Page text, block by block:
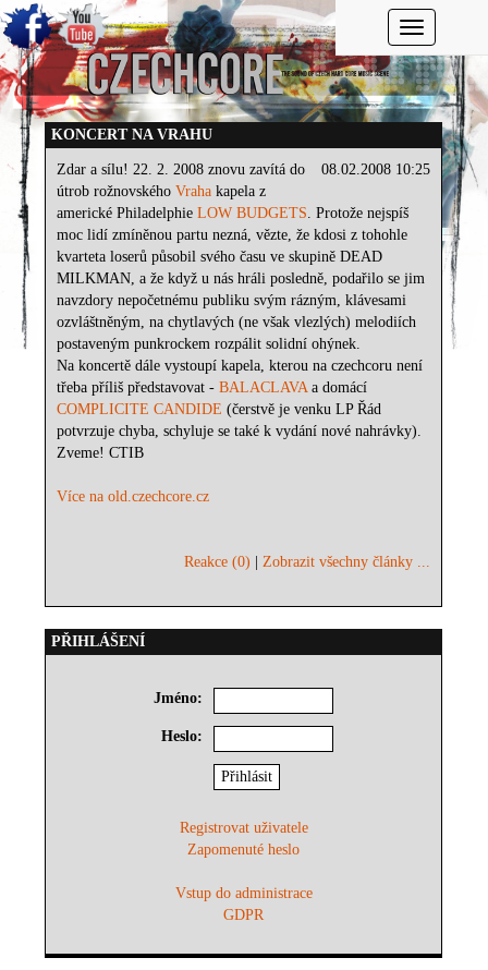
Toggle
KONCERT NA VRAHU
08.02.2008 10:25
Zdar a sílu! 22. 2. 2008 znovu zavítá do
útrob rožnovskéhoVraha kapela z
americké PhiladelphieLOW BUDGETS. Protože nejspíš
moc lidí zmíněnou partu nezná, vězte, že kdosi z tohohle
kvarteta loserů působil svého času ve skupině DEAD
MILKMAN, a že když u nás hráli posledně, podařilo se jim
navzdory nepočetnému publiku svým rázným, klávesami
ozvláštněným, na chytlavých (ne však vlezlých) melodiích
postaveným punkrockem rozpálit solidní ohýnek.
Na koncertě dále vystoupí kapela, kterou na czechcoru není
třeba příliš představovat -BALACLAVAa domácí
COMPLICITE CANDIDE (čerstvě je venku LP Řád
potvrzuje chyba, schyluje se také k vydání nové nahrávky).
Zveme! CTIB
Více na old.czechcore.cz
Reakce (0) |Zobrazit všechny články ...
PŘIHLÁŠENÍ
Jméno:
Heslo:
Registrovat uživatele
Zapomenuté heslo
Vstup do administrace
GDPR